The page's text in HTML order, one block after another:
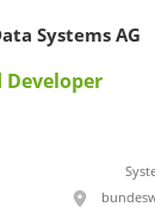
Systems AG
Developer